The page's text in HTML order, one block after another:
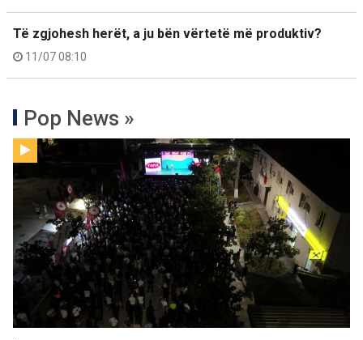
Të zgjohesh herët, a ju bën vërtetë më produktiv?
11/07 08:10
Pop News »